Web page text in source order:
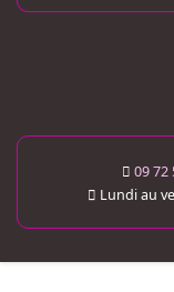
09 72
Lundi au